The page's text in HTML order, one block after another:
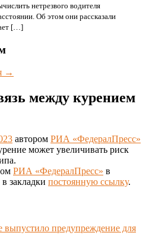
нетрезвого водителя
Об этом они рассказали
[…]
→
между курением
автором РИА «ФедералПресс»
может увеличивать риск
РИА «ФедералПресс» в
закладки постоянную ссылку.